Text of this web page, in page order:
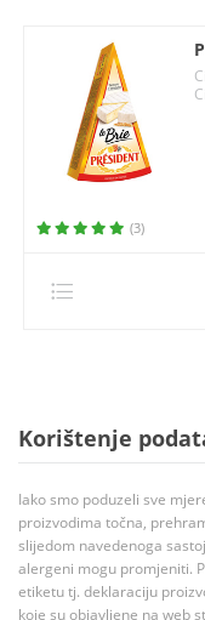
(3)
Korištenje
Iako smo poduzeli sve
proizvodima točna,
slijedom navedenoga
alergeni mogu promjeniti.
etiketu tj. deklaraciju
koje su objavljene na web